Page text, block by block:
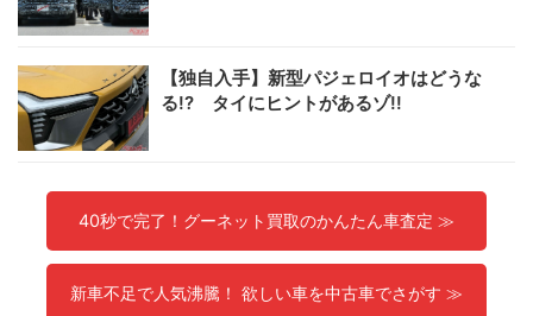
【独自入手】新型パジェロイオはどうな
る!? タイにヒントがあるゾ!!
40秒で完了！グーネット買取のかんたん車査定 ≫
新車不足で人気沸騰！ 欲しい車を中古車でさがす ≫